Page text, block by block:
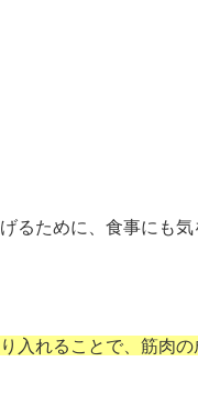
るために、食事にも気
入れることで、筋肉